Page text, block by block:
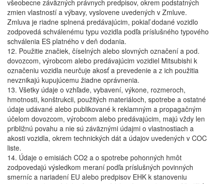
všeobecne záväzných právnych predpisov, okrem podstatných
zmien vlastností a výbavy, vyslovene uvedených v Zmluve.
Zmluva je riadne splnená predávajúcim, pokiaľ dodané vozidlo
zodpovedá schválenému typu vozidla podľa príslušného typového
schválenia ES platného v deň dodania.
12. Použitie značiek, číselných alebo slovných označení a pod.
dovozcom, výrobcom alebo predávajúcim vozidiel Mitsubishi k
označeniu vozidla neurčuje akosť a prevedenie a z ich použitia
nevznikajú kupujúcemu žiadne oprávnenia.
13. Všetky údaje o vzhľade, vybavení, výkone, rozmeroch,
hmotnosti, konštrukcii, použitých materiáloch, spotrebe a ostatné
údaje udávané alebo publikované k reklamným a propagačným
účelom dovozcom, výrobcom alebo predávajúcim, majú vždy len
približnú povahu a nie sú záväznými údajmi o vlastnostiach a
akosti vozidla, okrem technických dát a údajov uvedených v COC
liste.
14. Údaje o emisiách CO2 a o spotrebe pohonných hmôt
zodpovedajú výsledkom meraní podľa príslušných povinných
smerníc a nariadení EU alebo predpisov EHK k stanoveniu